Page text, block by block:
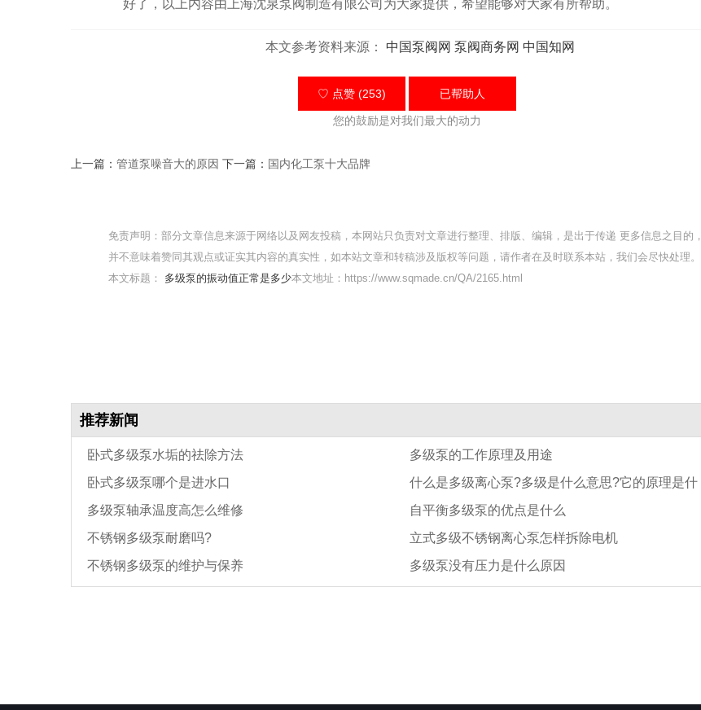
好了，以上内容由上海沈泉泵阀制造有限公司为大家提供，希望能够对大家有所帮助。
本文参考资料来源： 中国泵阀网 泵阀商务网 中国知网
♡ 点赞 (253) 已帮助人
您的鼓励是对我们最大的动力
上一篇： 管道泵噪音大的原因 下一篇： 国内化工泵十大品牌
免责声明：部分文章信息来源于网络以及网友投稿，本网站只负责对文章进行整理、排版、编辑，是出于传递 更多信息之目的，
并不意味着赞同其观点或证实其内容的真实性，如本站文章和转稿涉及版权等问题，请作者在及时联系本站，我们会尽快处理。
本文标题： 多级泵的振动值正常是多少本文地址：https://www.sqmade.cn/QA/2165.html
推荐新闻
卧式多级泵水垢的祛除方法 多级泵的工作原理及用途
卧式多级泵哪个是进水口
什么是多级离心泵?多级是什么意思?它的原理是什
么?
多级泵轴承温度高怎么维修
自平衡多级泵的优点是什么
不锈钢多级泵耐磨吗?
立式多级不锈钢离心泵怎样拆除电机
不锈钢多级泵的维护与保养
多级泵没有压力是什么原因